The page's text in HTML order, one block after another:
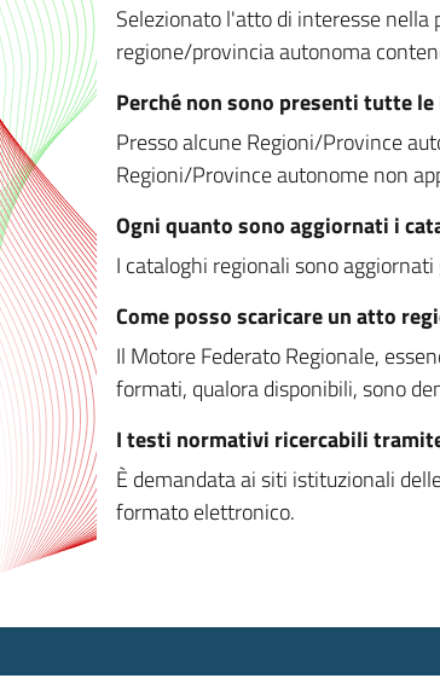
Selezionato l'atto di interesse
regione/provincia autonoma
Perché non sono presenti tutte
Presso alcune Regioni/Province
Regioni/Province autonome non
Ogni quanto sono aggiornati i
I cataloghi regionali sono
Come posso scaricare un atto
Il Motore Federato Regionale,
formati, qualora disponibili, sono
I testi normativi ricercabili
È demandata ai siti istituzionali
formato elettronico.